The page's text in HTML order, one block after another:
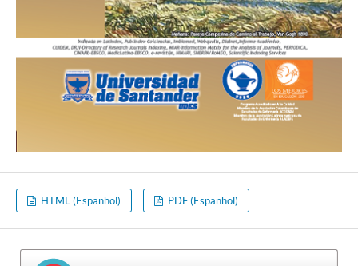
HTML (Espanhol) PDF (Espanhol)